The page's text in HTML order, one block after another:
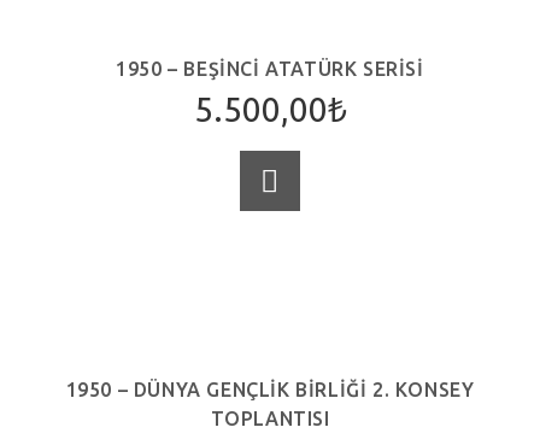
1950 – BEŞINCI ATATÜRK SERISI
5.500,00₺
1950 – DÜNYA GENÇLIK BIRLIĞI 2. KONSEY
TOPLANTISI